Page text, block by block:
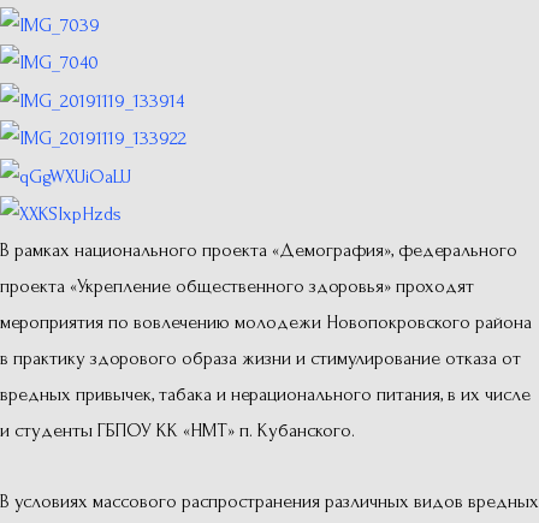
В рамках национального проекта «Демография», федерального
проекта «Укрепление общественного здоровья» проходят
мероприятия по вовлечению молодежи Новопокровского района
в практику здорового образа жизни и стимулирование отказа от
вредных привычек, табака и нерационального питания, в их числе
и студенты ГБПОУ КК «НМТ» п. Кубанского.
В условиях массового распространения различных видов вредных